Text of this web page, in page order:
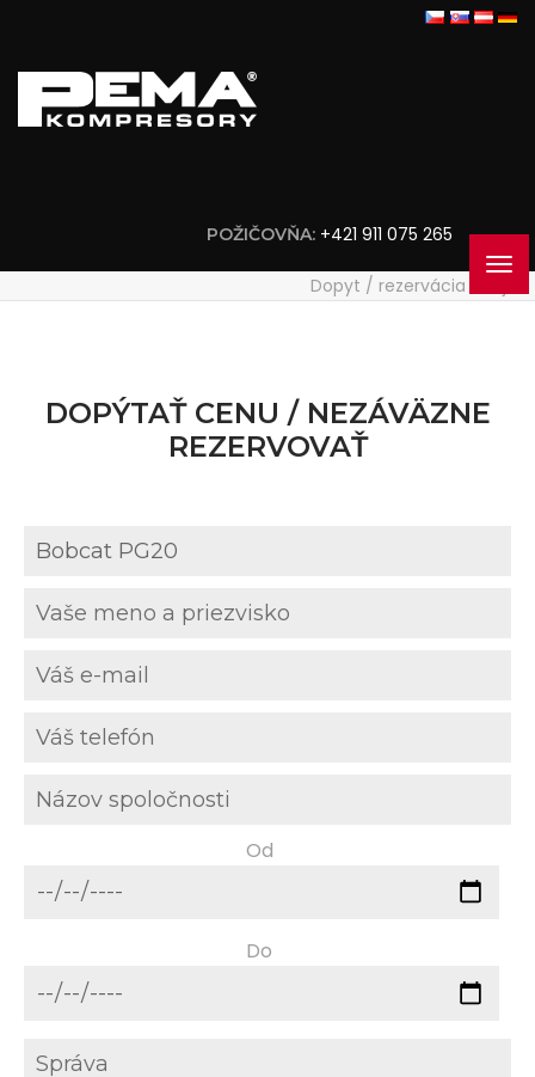
POŽIČOVŇA: +421 911 075 265
Dopyt / rezervácia stroja
DOPÝTAŤ CENU / NEZÁVÄZNE
REZERVOVAŤ
Od
Do